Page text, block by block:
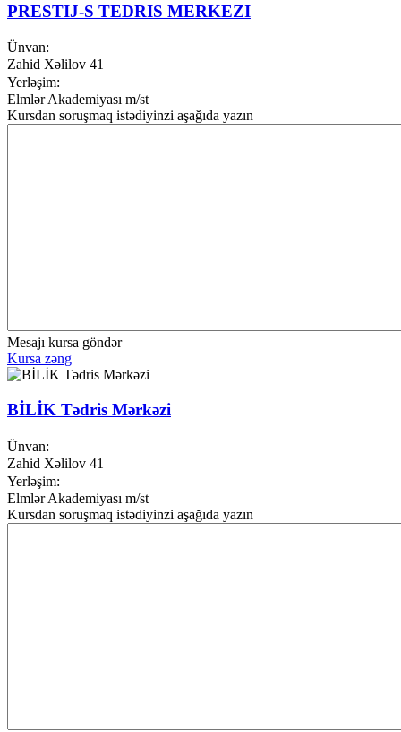
PRESTIJ-S TEDRIS MERKEZI
Ünvan:
Zahid Xəlilov 41
Yerləşim:
Elmlər Akademiyası m/st
Kursdan soruşmaq istədiyinzi aşağıda yazın
Mesajı kursa göndər
Kursa zəng
BİLİK Tədris Mərkəzi
Ünvan:
Zahid Xəlilov 41
Yerləşim:
Elmlər Akademiyası m/st
Kursdan soruşmaq istədiyinzi aşağıda yazın